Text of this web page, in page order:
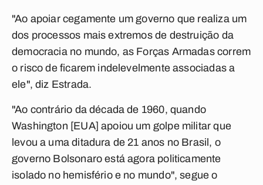
"Ao apoiar cegamente um governo que realiza um
dos processos mais extremos de destruição da
democracia no mundo, as Forças Armadas correm
o risco de ficarem indelevelmente associadas a
ele", diz Estrada.
"Ao contrário da década de 1960, quando
Washington [EUA] apoiou um golpe militar que
levou a uma ditadura de 21 anos no Brasil, o
governo Bolsonaro está agora politicamente
isolado no hemisfério e no mundo", segue o